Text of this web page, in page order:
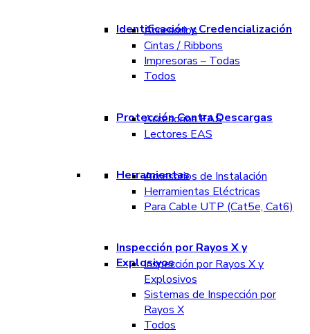
Identificación y Credencialización
Accesorios
Cintas / Ribbons
Impresoras – Todas
Todos
Protección Contra Descargas
Accesorios EAS
Lectores EAS
Herramientas
Accesorios de Instalación
Herramientas Eléctricas
Para Cable UTP (Cat5e, Cat6)
Inspección por Rayos X y
Explosivos
Inspección por Rayos X y
Explosivos
Sistemas de Inspección por
Rayos X
Todos